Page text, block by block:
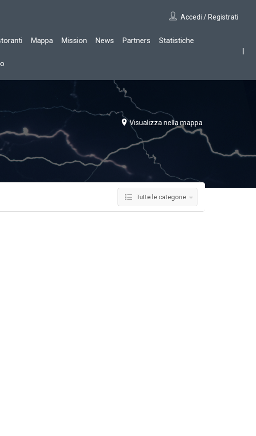
Accedi / Registrati
Mappa Mission News Partners Statistiche
Visualizza nella mappa
Tutte le categorie